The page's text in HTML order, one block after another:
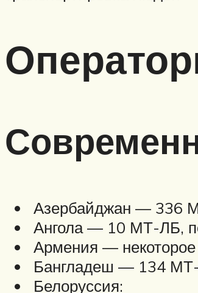
Азербайджан — 336
Ангола — 10 МТ-ЛБ,
Армения —
Бангладеш — 134 МТ-
Белоруссия: